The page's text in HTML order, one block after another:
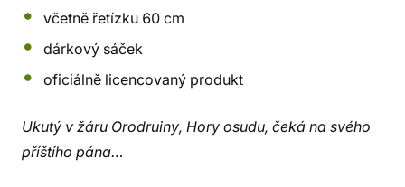
včetně řetízku 60 cm
dárkový sáček
oficiálně licencovaný produkt
Ukutý v žáru Orodruiny, Hory osudu, čeká na svého
příštího pána…